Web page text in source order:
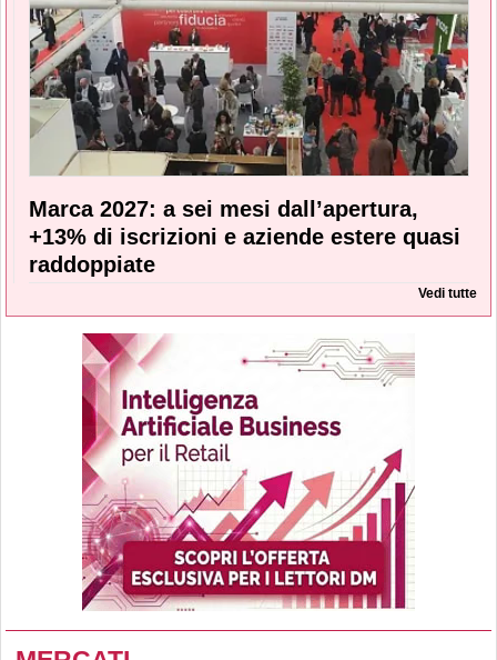
Marca 2027: a sei mesi dall’apertura,
+13% di iscrizioni e aziende estere quasi
raddoppiate
Vedi tutte